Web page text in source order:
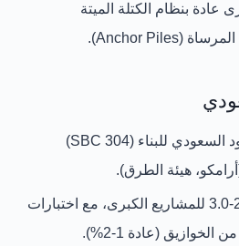
عادة بنظام الكتلة الميتة
الكود السعودي للبناء (SBC 304)
هيئة الطرق).
عادة 2.5-3.0 للمشاريع الكبرى، مع اختبارات
(عادة 1-2%).